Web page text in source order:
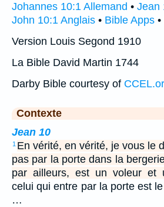
Johannes 10:1 Allemand • Jean
John 10:1 Anglais • Bible Apps •
Version Louis Segond 1910
La Bible David Martin 1744
Darby Bible courtesy of
Contexte
Jean 10
1 En vérité, en vérité, je vous le
pas par la porte dans la
par ailleurs, est un voleur et
celui qui entre par la porte est
…